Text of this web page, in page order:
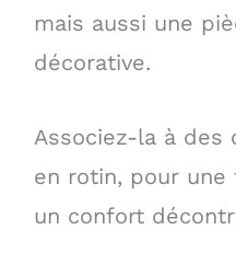
mais aussi une
décorative.
Associez-la à des
en rotin, pour
un confort